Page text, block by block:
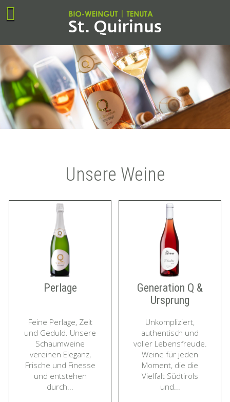
Unsere Weine
Perlage
Feine Perlage, Zeit
und Geduld. Unsere
Schaumweine
vereinen Eleganz,
Frische und Finesse
und entstehen
durch...
Generation Q &
Ursprung
Unkompliziert,
authentisch und
voller Lebensfreude.
Weine für jeden
Moment, die die
Vielfalt Südtirols
und...